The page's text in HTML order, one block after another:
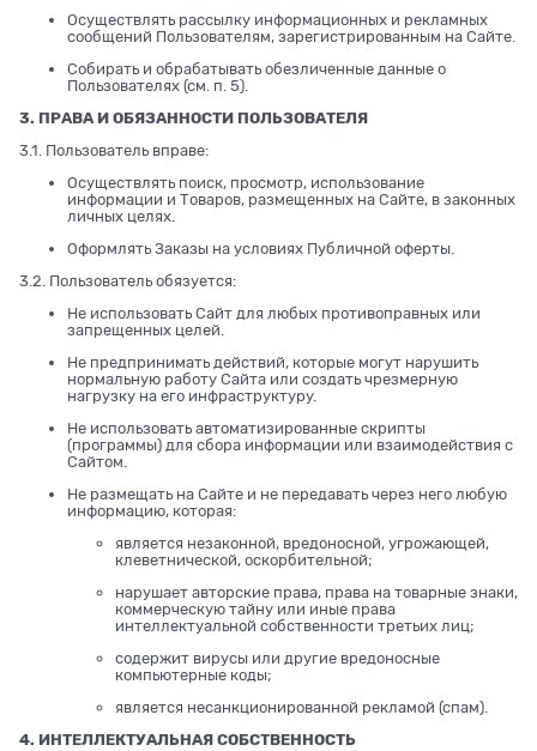
Осуществлять рассылку информационных и рекламных
сообщений Пользователям, зарегистрированным на Сайте.
Собирать и обрабатывать обезличенные данные о
Пользователях (см. п. 5).
3. ПРАВА И ОБЯЗАННОСТИ ПОЛЬЗОВАТЕЛЯ
3.1. Пользователь вправе:
Осуществлять поиск, просмотр, использование
информации и Товаров, размещенных на Сайте, в законных
личных целях.
Оформлять Заказы на условиях Публичной оферты.
3.2. Пользователь обязуется:
Не использовать Сайт для любых противоправных или
запрещенных целей.
Не предпринимать действий, которые могут нарушить
нормальную работу Сайта или создать чрезмерную
нагрузку на его инфраструктуру.
Не использовать автоматизированные скрипты
(программы) для сбора информации или взаимодействия с
Сайтом.
Не размещать на Сайте и не передавать через него любую
информацию, которая:
является незаконной, вредоносной, угрожающей,
клеветнической, оскорбительной;
нарушает авторские права, права на товарные знаки,
коммерческую тайну или иные права
интеллектуальной собственности третьих лиц;
содержит вирусы или другие вредоносные
компьютерные коды;
является несанкционированной рекламой (спам).
4. ИНТЕЛЛЕКТУАЛЬНАЯ СОБСТВЕННОСТЬ